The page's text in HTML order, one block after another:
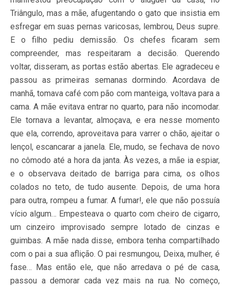
Triângulo, mas a mãe, afugentando o gato que insistia em
esfregar em suas pernas varicosas, lembrou, Deus supre.
E o filho pediu demissão. Os chefes ficaram sem
compreender, mas respeitaram a decisão. Querendo
voltar, disseram, as portas estão abertas. Ele agradeceu e
passou as primeiras semanas dormindo. Acordava de
manhã, tomava café com pão com manteiga, voltava para a
cama. A mãe evitava entrar no quarto, para não incomodar.
Ele tornava a levantar, almoçava, e era nesse momento
que ela, correndo, aproveitava para varrer o chão, ajeitar o
lençol, escancarar a janela. Ele, mudo, se fechava de novo
no cômodo até a hora da janta. Às vezes, a mãe ia espiar,
e o observava deitado de barriga para cima, os olhos
colados no teto, de tudo ausente. Depois, de uma hora
para outra, rompeu a fumar. A fumar!, ele que não possuía
vício algum… Empesteava o quarto com cheiro de cigarro,
um cinzeiro improvisado sempre lotado de cinzas e
guimbas. A mãe nada disse, embora tenha compartilhado
com o pai a sua aflição. O pai resmungou, Deixa, mulher, é
fase… Mas então ele, que não arredava o pé de casa,
passou a demorar cada vez mais na rua. No começo,